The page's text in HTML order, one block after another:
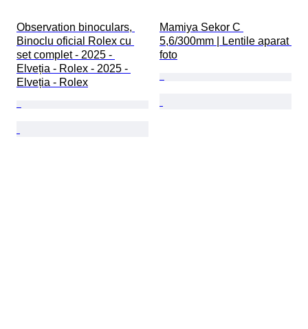
Observation binoculars,
Binoclu oficial Rolex cu
set complet - 2025 -
Elveția - Rolex - 2025 -
Elveția - Rolex
Mamiya Sekor C
5,6/300mm | Lentile aparat
foto